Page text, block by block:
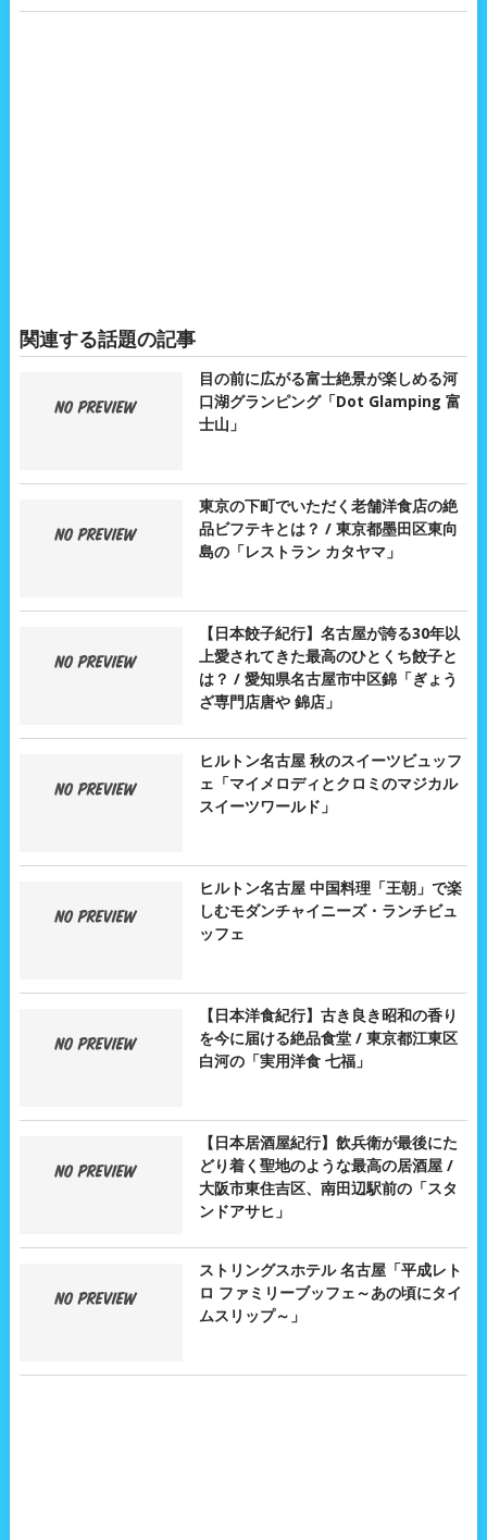
関連する話題の記事
目の前に広がる富士絶景が楽しめる河
口湖グランピング「Dot Glamping 富
士山」
東京の下町でいただく老舗洋食店の絶
品ビフテキとは？ / 東京都墨田区東向
島の「レストラン カタヤマ」
【日本餃子紀行】名古屋が誇る30年以
上愛されてきた最高のひとくち餃子と
は？ / 愛知県名古屋市中区錦「ぎょう
ざ専門店唐や 錦店」
ヒルトン名古屋 秋のスイーツビュッフ
ェ「マイメロディとクロミのマジカル
スイーツワールド」
ヒルトン名古屋 中国料理「王朝」で楽
しむモダンチャイニーズ・ランチビュ
ッフェ
【日本洋食紀行】古き良き昭和の香り
を今に届ける絶品食堂 / 東京都江東区
白河の「実用洋食 七福」
【日本居酒屋紀行】飲兵衛が最後にた
どり着く聖地のような最高の居酒屋 /
大阪市東住吉区、南田辺駅前の「スタ
ンドアサヒ」
ストリングスホテル 名古屋「平成レト
ロ ファミリーブッフェ～あの頃にタイ
ムスリップ～」